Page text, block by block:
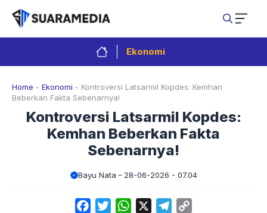
Langsung
isi
Ekonomi
Home - Ekonomi - Kontroversi Latsarmil Kopdes: Kemhan
Beberkan Fakta Sebenarnya!
Kontroversi Latsarmil Kopdes:
Kemhan Beberkan Fakta
Sebenarnya!
Bayu Nata 28-06-2026 - 07.04
FacebookTwitterWhatsApp Telegram